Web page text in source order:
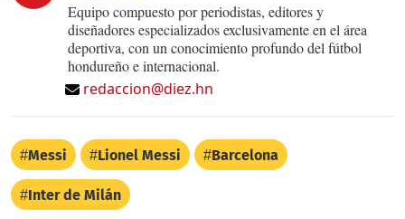
Equipo compuesto por periodistas, editores y
diseñadores especializados exclusivamente en el área
deportiva, con un conocimiento profundo del fútbol
hondureño e internacional.
redaccion@diez.hn
Messi Lionel Messi Barcelona
Inter de Milán